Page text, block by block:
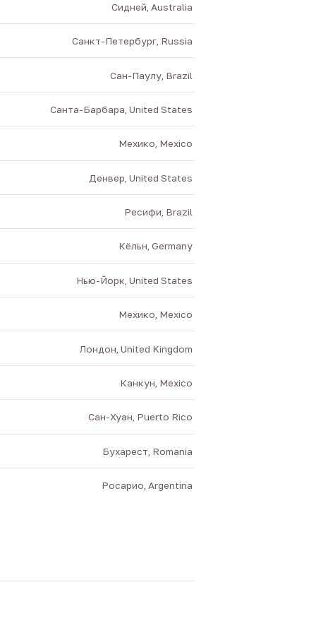
Сидней, Australia
Санкт-Петербург, Russia
Сан-Паулу, Brazil
Санта-Барбара, United States
Мехико, Mexico
Денвер, United States
Ресифи, Brazil
Кёльн, Germany
Нью-Йорк, United States
Мехико, Mexico
Лондон, United Kingdom
Канкун, Mexico
Сан-Хуан, Puerto Rico
Бухарест, Romania
Росарио, Argentina